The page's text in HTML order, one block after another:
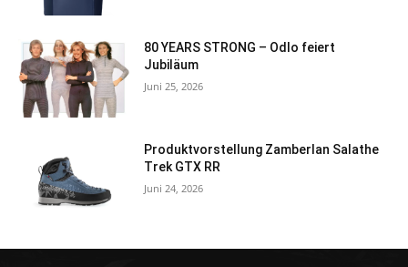
80 YEARS STRONG – Odlo feiert
Jubiläum
Juni 25, 2026
Produktvorstellung Zamberlan Salathe
Trek GTX RR
Juni 24, 2026